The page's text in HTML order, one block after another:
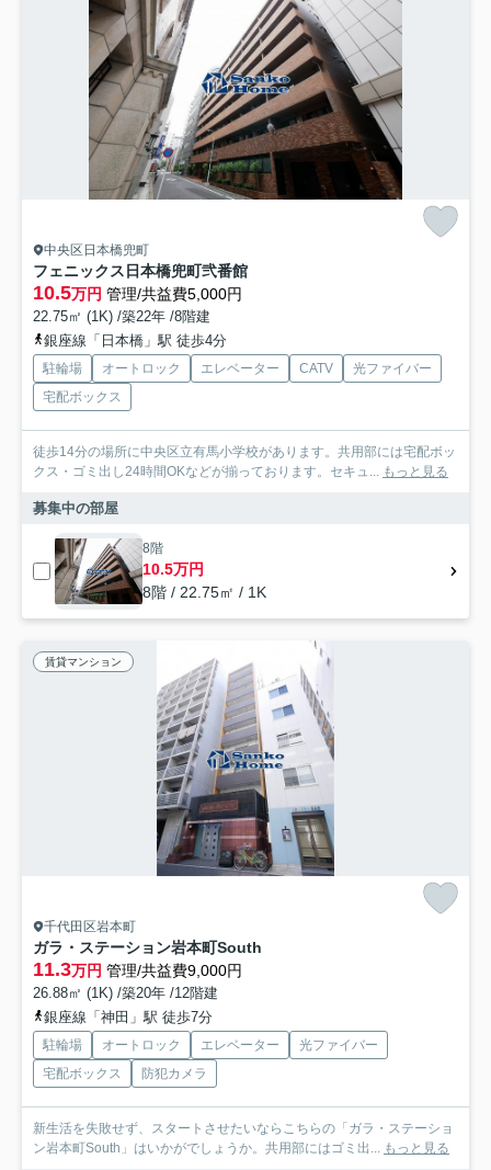
中央区日本橋兜町
フェニックス日本橋兜町弐番館
10.5万円 管理/共益費5,000円
22.75㎡ (1K) /築22年 /8階建
銀座線「日本橋」駅 徒歩4分
駐輪場 オートロック エレベーター CATV
光ファイバー
宅配ボックス
徒歩14分の場所に中央区立有馬小学校があります。共用部には宅配ボッ
クス・ゴミ出し24時間OKなどが揃っております。セキュ... もっと見る
募集中の部屋
8階
10.5万円
8階 / 22.75㎡ / 1K
賃貸マンション
千代田区岩本町
ガラ・ステーション岩本町South
11.3万円 管理/共益費9,000円
26.88㎡ (1K) /築20年 /12階建
銀座線「神田」駅 徒歩7分
駐輪場 オートロック エレベーター
光ファイバー
宅配ボックス
防犯カメラ
新生活を失敗せず、スタートさせたいならこちらの「ガラ・ステーショ
ン岩本町South」はいかがでしょうか。共用部にはゴミ出... もっと見る